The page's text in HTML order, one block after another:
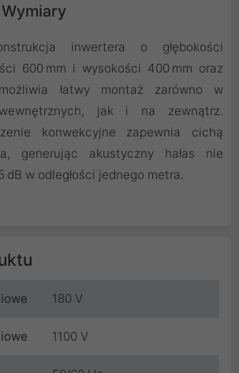
inwertera o głębokości
600 mm i wysokości 400 mm oraz
łatwy montaż zarówno w
jak i na zewnątrz.
konwekcyjne zapewnia cichą
generując akustyczny hałas nie
w odległości jednego metra.
180 V
1100 V